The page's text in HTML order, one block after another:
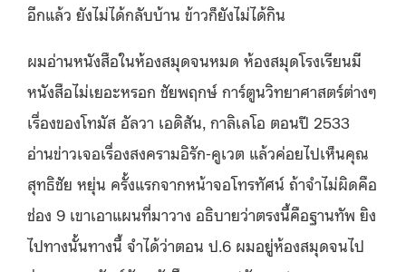
อีกแล้ว ยังไม่ได้กลับบ้าน ข้าวก็ยังไม่ได้กิน
ผมอ่านหนังสือในห้องสมุดจนหมด ห้องสมุดโรงเรียนมี
หนังสือไม่เยอะหรอก ชัยพฤกษ์ การ์ตูนวิทยาศาสตร์ต่างๆ
เรื่องของโทมัส อัลวา เอดิสัน, กาลิเลโอ ตอนปี 2533
อ่านข่าวเจอเรื่องสงครามอิรัก-คูเวต แล้วค่อยไปเห็นคุณ
สุทธิชัย หยุ่น ครั้งแรกจากหน้าจอโทรทัศน์ ถ้าจำไม่ผิดคือ
ช่อง 9 เขาเอาแผนที่มาวาง อธิบายว่าตรงนี้คือฐานทัพ ยิง
ไปทางนั้นทางนี้ จำได้ว่าตอน ป.6 ผมอยู่ห้องสมุดจนไป